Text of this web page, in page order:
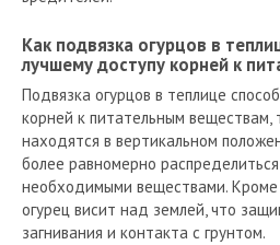
Как подвязка огурцов в
лучшему доступу корней к
Подвязка огурцов в теплице
корней к питательным веществам,
находятся в вертикальном
более равномерно
необходимыми веществами. Кроме
огурец висит над землей, что
загнивания и контакта с грунтом.